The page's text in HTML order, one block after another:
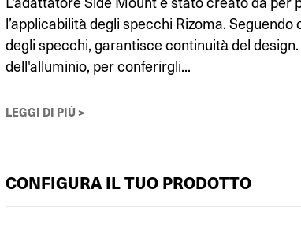
L'adattatore Side Mount è stato creato da per
l’applicabilità degli specchi Rizoma.
degli specchi, garantisce continuità del
dell'alluminio, per conferirgli...
LEGGI DI PIÙ >
CONFIGURA IL TUO PRODOTTO